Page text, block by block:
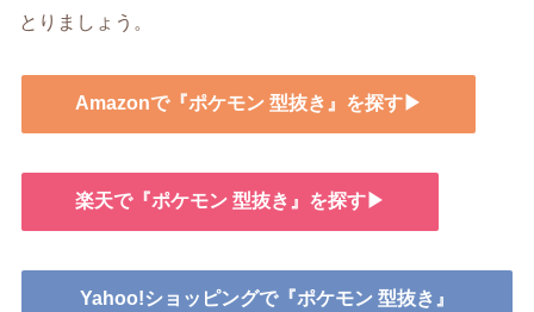
とりましょう。
Amazonで『ポケモン 型抜き』を探す▶
楽天で『ポケモン 型抜き』を探す▶
Yahoo!ショッピングで『ポケモン 型抜き』